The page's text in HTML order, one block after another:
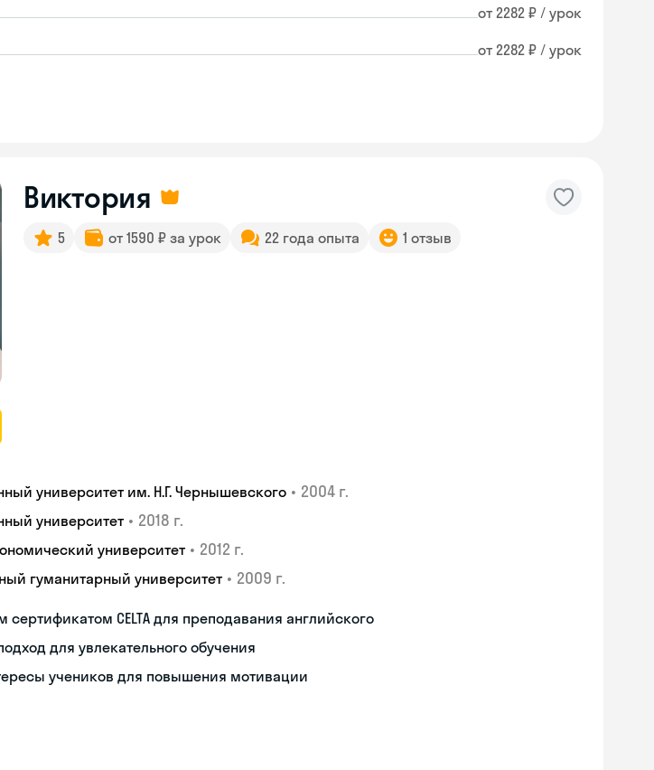
от 2282 ₽ / урок
от 2282 ₽ / урок
Виктория
5 от 1590 ₽ за урок 22 года опыта 1 отзыв
университет им. Н.Г. Чернышевского • 2004 г.
университет • 2018 г.
университет • 2012 г.
гуманитарный университет • 2009 г.
CELTA для преподавания английского
для увлекательного обучения
учеников для повышения мотивации